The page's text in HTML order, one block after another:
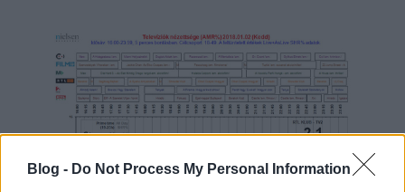
Blog - Do Not Process My Personal Information